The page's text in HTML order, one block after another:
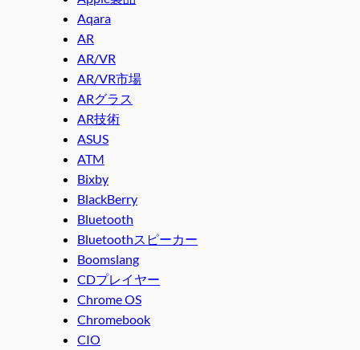
Aqara
AR
AR/VR
AR/VR市場
ARグラス
AR技術
ASUS
ATM
Bixby
BlackBerry
Bluetooth
Bluetoothスピーカー
Boomslang
CDプレイヤー
Chrome OS
Chromebook
CIO